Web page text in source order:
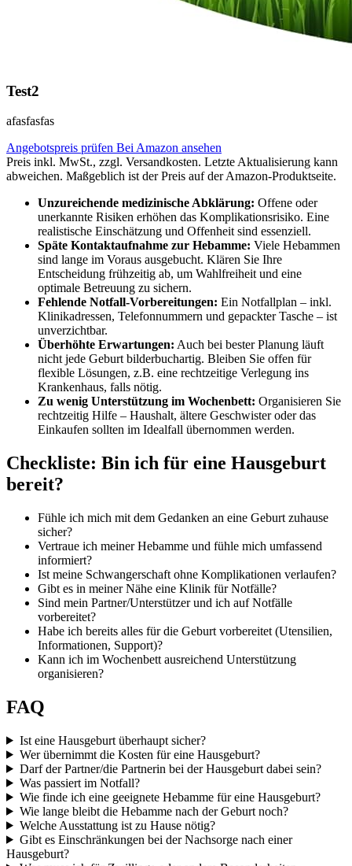
Test2
afasfasfas
Angebotspreis prüfen Bei Amazon ansehen
Preis inkl. MwSt., zzgl. Versandkosten. Letzte Aktualisierung kann
abweichen. Maßgeblich ist der Preis auf der Amazon-Produktseite.
Unzureichende medizinische Abklärung: Offene oder
unerkannte Risiken erhöhen das Komplikationsrisiko. Eine
realistische Einschätzung und Offenheit sind essenziell.
Späte Kontaktaufnahme zur Hebamme: Viele Hebammen
sind lange im Voraus ausgebucht. Klären Sie Ihre
Entscheidung frühzeitig ab, um Wahlfreiheit und eine
optimale Betreuung zu sichern.
Fehlende Notfall-Vorbereitungen: Ein Notfallplan – inkl.
Klinikadressen, Telefonnummern und gepackter Tasche – ist
unverzichtbar.
Überhöhte Erwartungen: Auch bei bester Planung läuft
nicht jede Geburt bilderbuchartig. Bleiben Sie offen für
flexible Lösungen, z.B. eine rechtzeitige Verlegung ins
Krankenhaus, falls nötig.
Zu wenig Unterstützung im Wochenbett: Organisieren Sie
rechtzeitig Hilfe – Haushalt, ältere Geschwister oder das
Einkaufen sollten im Idealfall übernommen werden.
Checkliste: Bin ich für eine Hausgeburt
bereit?
Fühle ich mich mit dem Gedanken an eine Geburt zuhause
sicher?
Vertraue ich meiner Hebamme und fühle mich umfassend
informiert?
Ist meine Schwangerschaft ohne Komplikationen verlaufen?
Gibt es in meiner Nähe eine Klinik für Notfälle?
Sind mein Partner/Unterstützer und ich auf Notfälle
vorbereitet?
Habe ich bereits alles für die Geburt vorbereitet (Utensilien,
Informationen, Support)?
Kann ich im Wochenbett ausreichend Unterstützung
organisieren?
FAQ
Ist eine Hausgeburt überhaupt sicher?
Wer übernimmt die Kosten für eine Hausgeburt?
Darf der Partner/die Partnerin bei der Hausgeburt dabei sein?
Was passiert im Notfall?
Wie finde ich eine geeignete Hebamme für eine Hausgeburt?
Wie lange bleibt die Hebamme nach der Geburt noch?
Welche Ausstattung ist zu Hause nötig?
Gibt es Einschränkungen bei der Nachsorge nach einer
Hausgeburt?